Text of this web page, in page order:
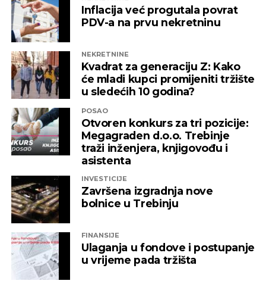
saopšteno je iz “Invictusa”.
Kažu i da su sada izloženi potezima koji nemaju bilo
kakve veze sa normalnim poslovanjem i
poštovanjem zakonskih normi, a da ih relevantne
institucije kao savjesnog poslovnog subjekta nisu u
stanju zaštiti, zbog čega moraju priznati da je teško
pronaći adekvatniji odgovor koji ne bi uključivao
ozbiljnije rezove u samoj kompaniji.
Podsjetimo, 18. juna ove godine američka
uvela je sankcije nizu kompanija koje “čine mrežu
podrške predsjedniku Republike Srpske Miloradu
Dodiku”, a “Infinity International” se našao među
njima, skupa sa firmama “Infinity Media”, “Prointer
ITSS”, “Sirius 2010”, “Kaldera”, “K-2 Audio” u čijem je
vlasništvu Alternativna televizija, “Una World” u
čijem je vlasništvu bila “Una TV”.
Inflacija već progutala povrat
PDV-a na prvu nekretninu
NEKRETNINE
Kvadrat za generaciju Z: Kako
će mladi kupci promijeniti tržište
u sledećih 10 godina?
POSAO
Otvoren konkurs za tri pozicije:
Megagraden d.o.o. Trebinje
traži inženjera, knjigovođu i
asistenta
INVESTICIJE
Završena izgradnja nove
bolnice u Trebinju
FINANSIJE
Ulaganja u fondove i postupanje
u vrijeme pada tržišta